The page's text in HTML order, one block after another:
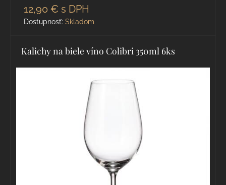
12,90 € s DPH
Dostupnosť: Skladom
Kalichy na biele víno Colibri 350ml 6ks